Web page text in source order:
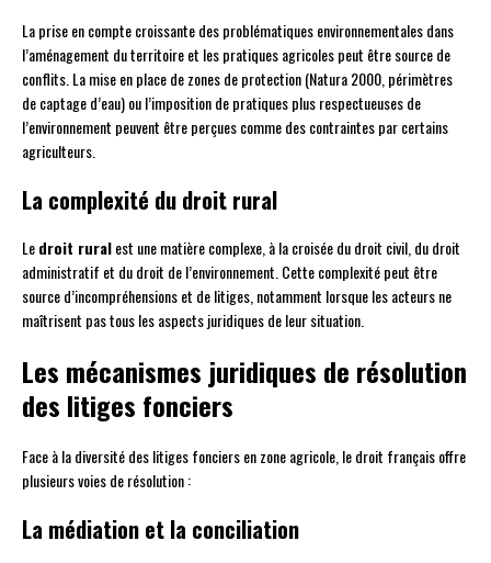
La prise en compte croissante des problématiques environnementales dans
l’aménagement du territoire et les pratiques agricoles peut être source de
conflits. La mise en place de zones de protection (Natura 2000, périmètres
de captage d’eau) ou l’imposition de pratiques plus respectueuses de
l’environnement peuvent être perçues comme des contraintes par certains
agriculteurs.
La complexité du droit rural
Ledroit ruralest une matière complexe, à la croisée du droit civil, du droit
administratif et du droit de l’environnement. Cette complexité peut être
source d’incompréhensions et de litiges, notamment lorsque les acteurs ne
maîtrisent pas tous les aspects juridiques de leur situation.
Les mécanismes juridiques de résolution
des litiges fonciers
Face à la diversité des litiges fonciers en zone agricole, le droit français offre
plusieurs voies de résolution :
La médiation et la conciliation